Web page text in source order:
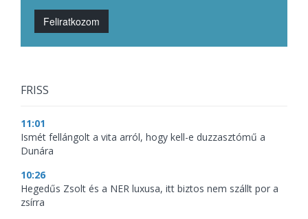
Feliratkozom
FRISS
11:01
Ismét fellángolt a vita arról, hogy kell-e duzzasztómű a
Dunára
10:26
Hegedűs Zsolt és a NER luxusa, itt biztos nem szállt por a
zsírra